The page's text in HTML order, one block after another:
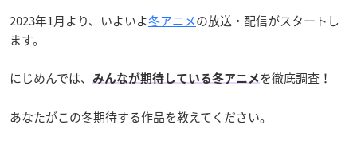
2023年1月より、いよいよ冬アニメの放送・配信がスタートし
ます。
にじめんでは、 みんなが期待している冬アニメを徹底調査！
あなたがこの冬期待する作品を教えてください。